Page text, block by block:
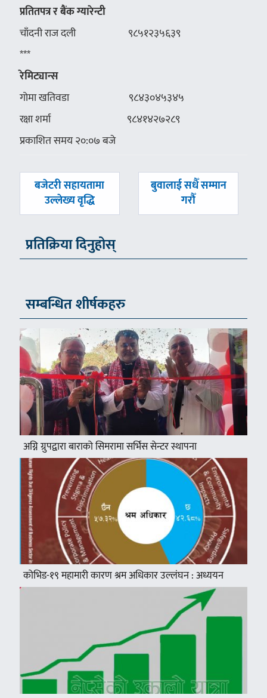
प्रतितपत्ररबैंकग्यारेन्टी
चाँदनी राज दली ९८५१२३५६३९
***
रेमिट्यान्स
गोमा खतिवडा ९८४३०४५३४५
रक्षा शर्मा ९८४१४२७२८९
प्रकाशित समय २०:०७ बजे
पछिल्लाे
बजेटरी सहायतामा
उल्लेख्य वृद्धि
अघिल्लाे
बुवालाई सधैँ सम्मान
गरौँ
प्रतिक्रिया दिनुहोस्
सम्बन्धित शीर्षकहरु
अग्नि ग्रुपद्वारा बाराको सिमरामा सर्भिस सेन्टर स्थापना
कोभिड-१९ महामारी कारण श्रम अधिकार उल्लंघन : अध्ययन